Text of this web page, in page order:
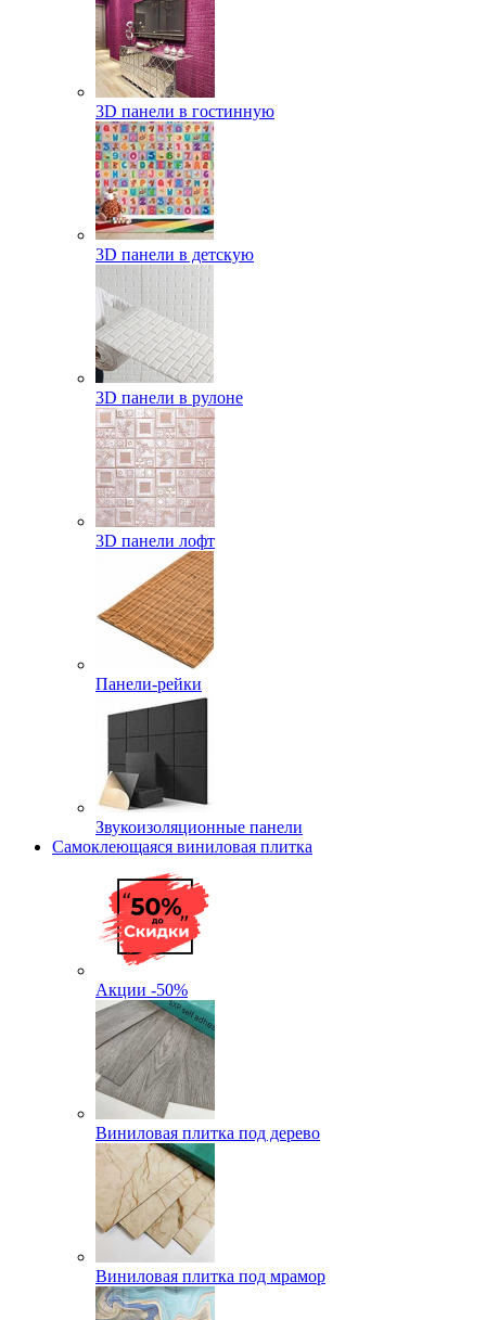
3D панели в гостинную
3D панели в детскую
3D панели в рулоне
3D панели лофт
Панели-рейки
Звукоизоляционные панели
Самоклеющаяся виниловая плитка
Акции -50%
Виниловая плитка под дерево
Виниловая плитка под мрамор